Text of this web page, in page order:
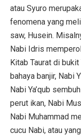
atau Syuro
fenomena yang
saw, Husein.
Nabi Idris
Kitab Taurat di
bahaya banjir, Nabi
Nabi Ya’qub
perut ikan, Nabi
Nabi Muhammad
cucu Nabi, atau